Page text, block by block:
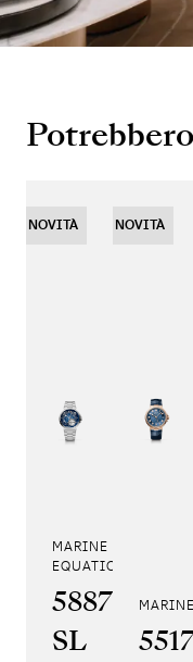
MARINE TOURBILLON
EQUATION
5887PT/
SL
NOVITÀ NOVITÀ